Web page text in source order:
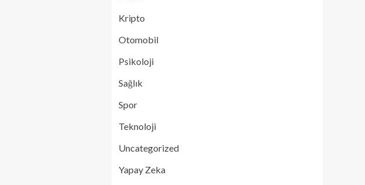
Kripto
Otomobil
Psikoloji
Sağlık
Spor
Teknoloji
Uncategorized
Yapay Zeka